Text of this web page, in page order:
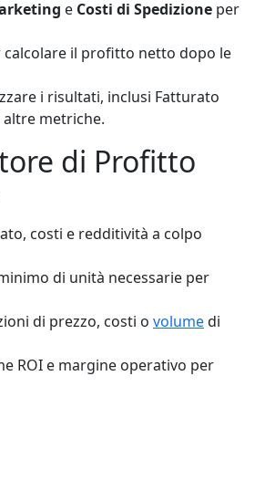
e Costi di Spedizione per
calcolare il profitto netto dopo le
i risultati, inclusi Fatturato
metriche.
di Profitto
costi e redditività a colpo
di unità necessarie per
di prezzo, costi o volumedi
ROI e margine operativo per